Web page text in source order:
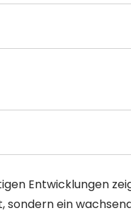
Entwicklungen
sondern ein